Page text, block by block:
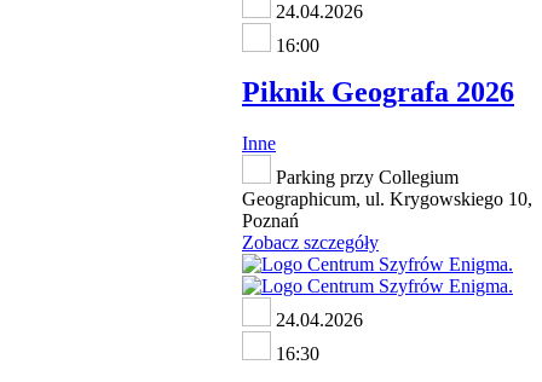
24.04.2026
16:00
Piknik Geografa 2026
Inne
Parking przy Collegium
Geographicum, ul. Krygowskiego 10,
Poznań
Zobacz szczegóły
24.04.2026
16:30